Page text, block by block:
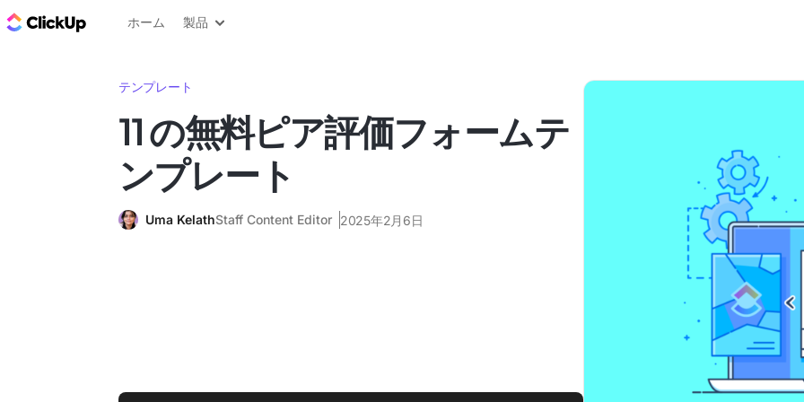
ClickUp ブログ
ホーム 製品
テンプレート
11 の無料ピア評価フォームテ
ンプレート
Uma KelathStaff Content Editor 2025年2月6日